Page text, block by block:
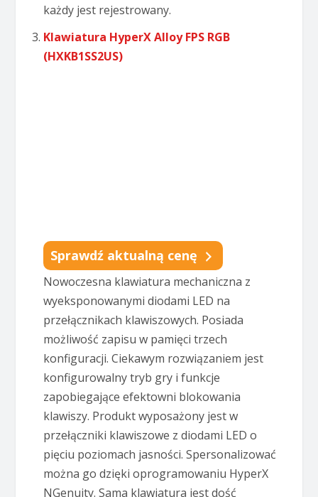
każdy jest rejestrowany.
Klawiatura HyperX Alloy FPS RGB
(HXKB1SS2US)
Sprawdź aktualną cenę
Nowoczesna klawiatura mechaniczna z
wyeksponowanymi diodami LED na
przełącznikach klawiszowych. Posiada
możliwość zapisu w pamięci trzech
konfiguracji. Ciekawym rozwiązaniem jest
konfigurowalny tryb gry i funkcje
zapobiegające efektowni blokowania
klawiszy. Produkt wyposażony jest w
przełączniki klawiszowe z diodami LED o
pięciu poziomach jasności. Spersonalizować
można go dzięki oprogramowaniu HyperX
NGenuity. Sama klawiatura jest dość